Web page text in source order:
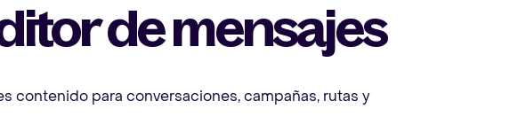
de mensajes
contenido para conversaciones, campañas, rutas y